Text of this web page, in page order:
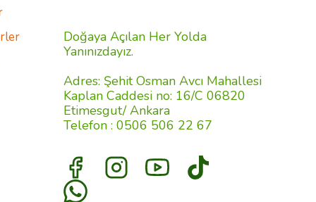
Doğaya Açılan Her Yolda
Yanınızdayız.
Adres: Şehit Osman Avcı Mahallesi
Kaplan Caddesi no: 16/C 06820
Etimesgut/ Ankara
Telefon : 0506 506 22 67